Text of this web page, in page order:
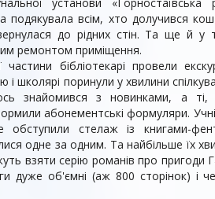
подякувала всім, хто долучився
до рід­них стін. Та ще й у
ремонтом приміщення.
частини бібліотекарі провели
і школярі поринули у хвилини
знайомився з но­винками, а ті,
абонементські формуляри.
обступили стелаж із книгами-
одне за одним. Та найбільше їх
взяти серію романів про пригоди
дуже об'ємні (аж 800 сторінок) і